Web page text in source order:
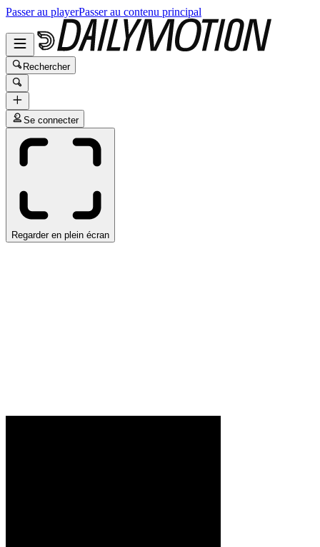
Passer au playerPasser au contenu principal
Rechercher
Se connecter
Regarder en plein écran